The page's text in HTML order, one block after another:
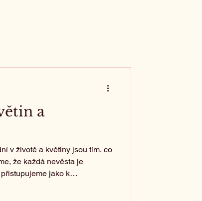
a
v životě a květiny jsou tím, co
že každá nevěsta je
jako k